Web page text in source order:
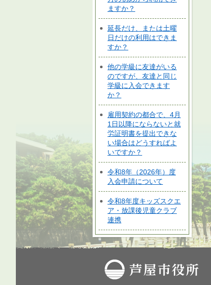
ますか？
延長だけ、または土曜
日だけの利用はできま
すか？
他の学級に友達がいる
のですが、友達と同じ
学級に入会できます
か？
雇用契約の都合で、4月
1日以降にならないと就
労証明書を提出できな
い場合はどうすればよ
いですか？
令和8年（2026年）度
入会申請について
令和8年度キッズスクエ
ア・放課後児童クラブ
連携
芦屋市役所